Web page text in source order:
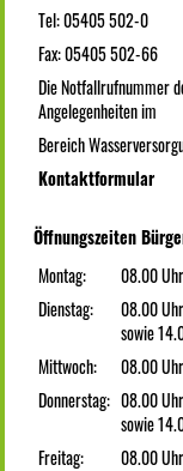
Tel: 05405 502-0
Fax: 05405 502-66
Die Notfallrufnummer
Angelegenheiten im
Bereich
Kontaktformular
Öffnungszeiten
Montag:
08.00
Dienstag:
08.00
sowie
Mittwoch:
08.00
Donnerstag: 08.00
sowie
Freitag:
08.00